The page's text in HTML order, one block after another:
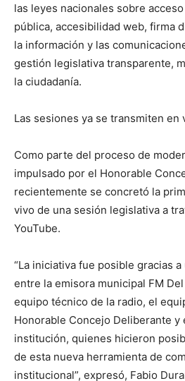
las leyes nacionales sobre
pública, accesibilidad web, firma
la información y las
gestión legislativa transparente,
la ciudadanía.
Las sesiones ya se transmiten en
Como parte del proceso de
impulsado por el Honorable
recientemente se concretó la
vivo de una sesión legislativa a
YouTube.
“La iniciativa fue posible gracias
entre la emisora municipal FM
equipo técnico de la radio, el
Honorable Concejo Deliberante y
institución, quienes hicieron
de esta nueva herramienta de
institucional”, expresó, Fabio